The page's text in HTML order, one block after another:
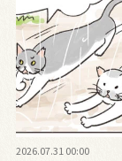
2026.07.31 00:00